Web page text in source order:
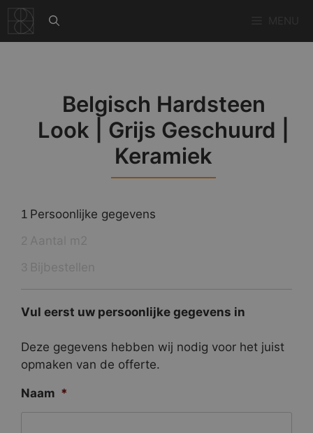
naar
de
Belgisch Hardsteen
Look | Grijs Geschuurd |
Keramiek
1 Persoonlijke gegevens
Vul eerst uw persoonlijke gegevens in
Deze gegevens hebben wij nodig voor het juist
opmaken van de offerte.
Naam *